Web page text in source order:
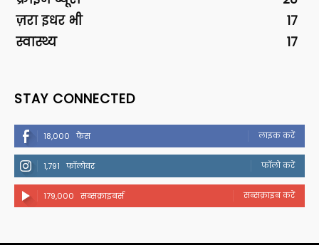
ज़रा इधर भी
17
स्वास्थ्य
17
STAY CONNECTED
18,000 फैंस लाइक करें
1,791 फॉलोवर फॉलो करें
179,000 सब्सक्राइबर्स सब्सक्राइब करें